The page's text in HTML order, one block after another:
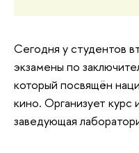
Сегодня у студентов
экзамены по
который посвящён
кино. Организует курс
заведующая